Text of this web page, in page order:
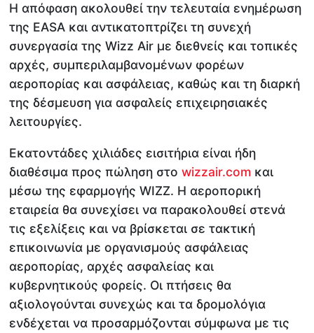
Η απόφαση ακολουθεί την τελευταία ενημέρωση
της EASA και αντικατοπτρίζει τη συνεχή
συνεργασία της Wizz Air με διεθνείς και τοπικές
αρχές, συμπεριλαμβανομένων φορέων
αεροπορίας και ασφάλειας, καθώς και τη διαρκή
της δέσμευση για ασφαλείς επιχειρησιακές
λειτουργίες.
Εκατοντάδες χιλιάδες εισιτήρια είναι ήδη
διαθέσιμα προς πώληση στοwizzair.com και
μέσω της εφαρμογής WIZZ. Η αεροπορική
εταιρεία θα συνεχίσει να παρακολουθεί στενά
τις εξελίξεις και να βρίσκεται σε τακτική
επικοινωνία με οργανισμούς ασφάλειας
αεροπορίας, αρχές ασφαλείας και
κυβερνητικούς φορείς. Οι πτήσεις θα
αξιολογούνται συνεχώς και τα δρομολόγια
ενδέχεται να προσαρμόζονται σύμφωνα με τις